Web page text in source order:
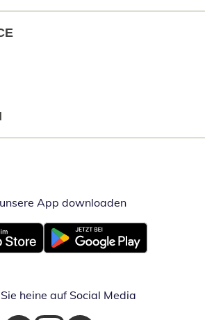
App downloadenÖffnet in
Fenster
Öffnet in neuem Fenster
heine auf Social Media